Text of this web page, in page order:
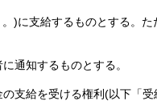
)に支給するものとする。 た
通知するものとする。
支給を受ける権利 (以下「受